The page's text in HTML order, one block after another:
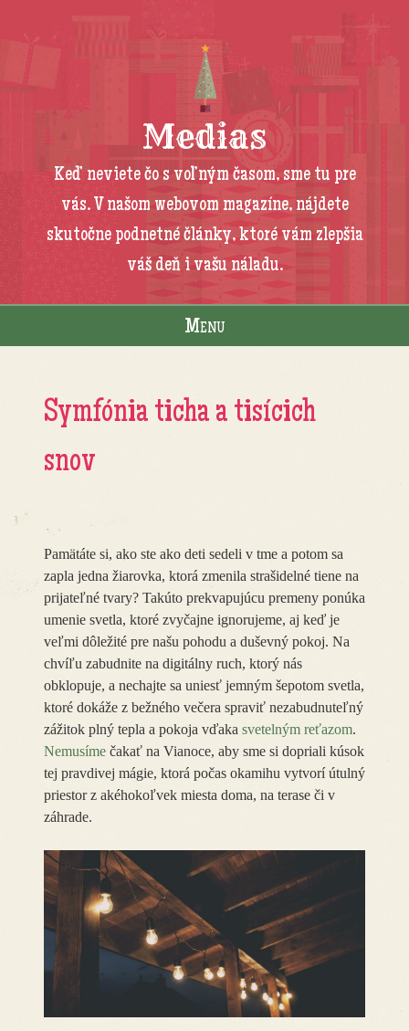
Medias
Keď neviete čo s voľným časom, sme tu pre
vás. V našom webovom magazíne, nájdete
skutočne podnetné články, ktoré vám zlepšia
váš deň i vašu náladu.
Menu
Symfónia ticha a tisícich
snov
Pamätáte si, ako ste ako deti sedeli v tme a potom sa
zapla jedna žiarovka, ktorá zmenila strašidelné tiene na
prijateľné tvary? Takúto prekvapujúcu premeny ponúka
umenie svetla, ktoré zvyčajne ignorujeme, aj keď je
veľmi dôležité pre našu pohodu a duševný pokoj. Na
chvíľu zabudnite na digitálny ruch, ktorý nás
obklopuje, a nechajte sa uniesť jemným šepotom svetla,
ktoré dokáže z bežného večera spraviť nezabudnuteľný
zážitok plný tepla a pokoja vďaka svetelným reťazom.
Nemusíme čakať na Vianoce, aby sme si dopriali kúsok
tej pravdivej mágie, ktorá počas okamihu vytvorí útulný
priestor z akéhokoľvek miesta doma, na terase či v
záhrade.